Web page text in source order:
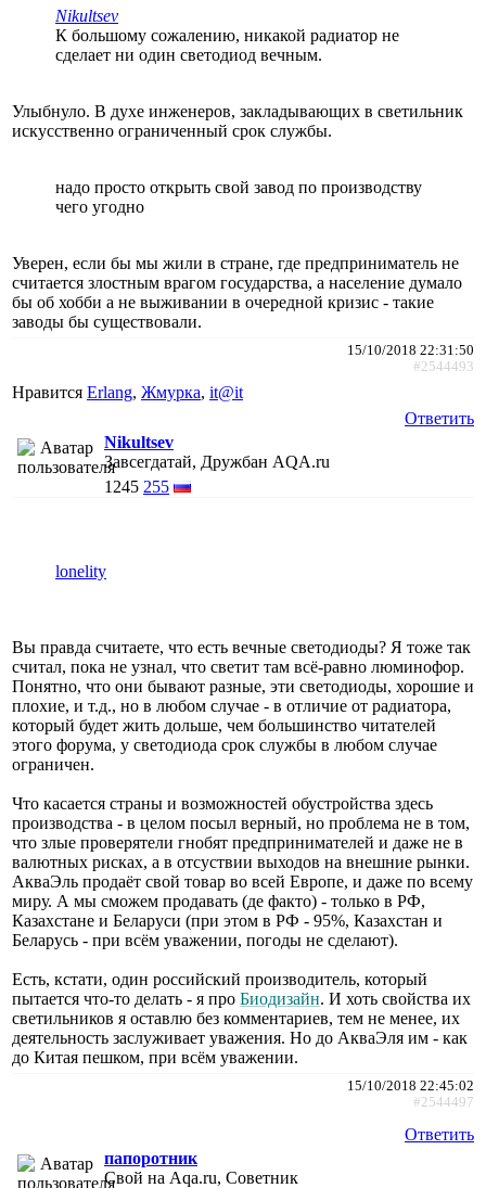
Nikultsev
К большому сожалению, никакой радиатор не
сделает ни один светодиод вечным.
Улыбнуло. В духе инженеров, закладывающих в светильник
искусственно ограниченный срок службы.
надо просто открыть свой завод по производству
чего угодно
Уверен, если бы мы жили в стране, где предприниматель не
считается злостным врагом государства, а население думало
бы об хобби а не выживании в очередной кризис - такие
заводы бы существовали.
15/10/2018 22:31:50
#2544493
Нравится Erlang, Жмурка, it@it
Ответить
Nikultsev
Завсегдатай, Дружбан AQA.ru
1245 255
lonelity
Вы правда считаете, что есть вечные светодиоды? Я тоже так
считал, пока не узнал, что светит там всё-равно люминофор.
Понятно, что они бывают разные, эти светодиоды, хорошие и
плохие, и т.д., но в любом случае - в отличие от радиатора,
который будет жить дольше, чем большинство читателей
этого форума, у светодиода срок службы в любом случае
ограничен.
Что касается страны и возможностей обустройства здесь
производства - в целом посыл верный, но проблема не в том,
что злые проверятели гнобят предпринимателей и даже не в
валютных рисках, а в отсуствии выходов на внешние рынки.
АкваЭль продаёт свой товар во всей Европе, и даже по всему
миру. А мы сможем продавать (де факто) - только в РФ,
Казахстане и Беларуси (при этом в РФ - 95%, Казахстан и
Беларусь - при всём уважении, погоды не сделают).
Есть, кстати, один российский производитель, который
пытается что-то делать - я про Биодизайн. И хоть свойства их
светильников я оставлю без комментариев, тем не менее, их
деятельность заслуживает уважения. Но до АкваЭля им - как
до Китая пешком, при всём уважении.
15/10/2018 22:45:02
#2544497
Ответить
папоротник
Свой на Aqa.ru, Советник